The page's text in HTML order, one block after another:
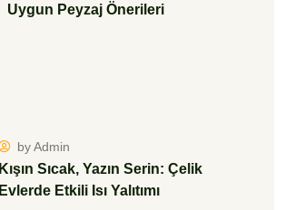
Uygun Peyzaj Önerileri
by Admin
Kışın Sıcak, Yazın Serin: Çelik
Evlerde Etkili Isı Yalıtımı